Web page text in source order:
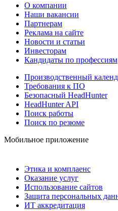
О компании
Наши вакансии
Партнерам
Реклама на сайте
Новости и статьи
Инвесторам
Кандидаты по профессиям
Производственный
Требования к ПО
Безопасный HeadHunter
HeadHunter API
Поиск работы
Поиск по резюме
Мобильное приложение
Этика и комплаенс
Оказание услуг
Использование сайтов
Защита персональных
ИТ аккредитация